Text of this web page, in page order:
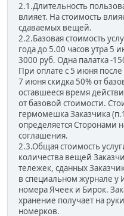
2.1.Длительность
влияет. На стоимость
сдаваемых вещей.
2.2.Базовая стоимость
года до 5.00 часов утра 5
3000 руб. Одна палатка -
При оплате с 5 июня после
7 июня скидка 50% от
оставшееся время
от базовой стоимости.
гермомешка Заказчика
определяется Сторонами
соглашения.
2.3.Общая стоимость
количества вещей
тележек, сданных
в специальном журнале у
номера Ячеек и Бирок.
хранение получает на
номерков.